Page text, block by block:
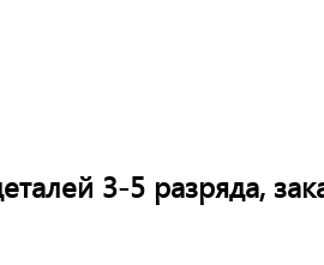
3-5 разряда,